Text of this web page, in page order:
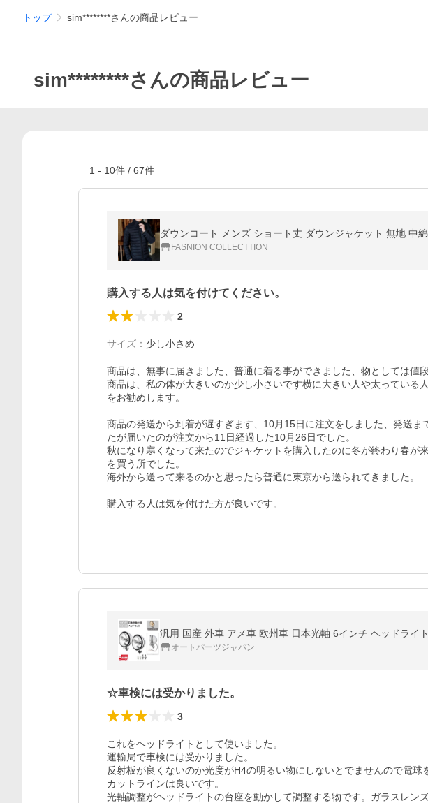
トップ sim********さんの商品レビュー
sim********さんの商品レビュー
1 - 10件 / 67件
ダウンコート メンズ ショート丈 ダウンジャケット 無地 中
FASNION COLLECTTION
購入する人は気を付けてください。
2
サイズ ： 少し小さめ
商品は、無事に届きました、普通に着る事ができました、物としては値
商品は、私の体が大きいのか少し小さいです横に大きい人や太っている
をお勧めします。
商品の発送から到着が遅すぎます、10月15日に注文をしました、発送ま
たが届いたのが注文から11日経過した10月26日でした。
秋になり寒くなって来たのでジャケットを購入したのに冬が終わり春が
を買う所でした。
海外から送って来るのかと思ったら普通に東京から送られてきました。
購入する人は気を付けた方が良いです。
汎用 国産 外車 アメ車 欧州車 日本光軸 6インチ ヘッドライ
オートパーツジャパン
☆車検には受かりました。
3
これをヘッドライトとして使いました。
運輸局で車検には受かりました。
反射板が良くないのか光度がH4の明るい物にしないとでませんので電球
カットラインは良いです。
光軸調整がヘッドライトの台座を動かして調整する物です。ガラスレン